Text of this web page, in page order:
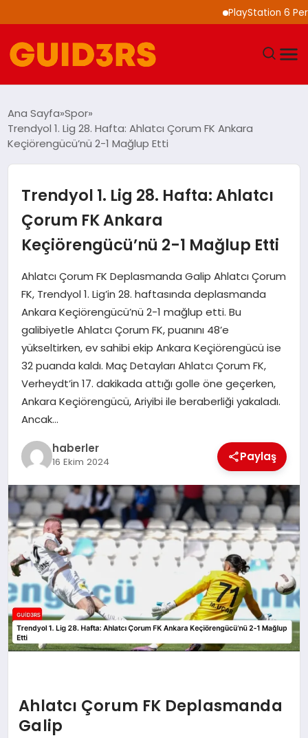
PlayStation 6
YAŞAM
SAĞLIK
EKONOMI
MAGAZIN
EĞITIM
Ana Sayfa Spor
Trendyol 1. Lig 28. Hafta: Ahlatcı Çorum FK Ankara
Keçiörengücü’nü 2-1 Mağlup Etti
Trendyol 1. Lig 28. Hafta: Ahlatcı
Çorum FK Ankara
Keçiörengücü’nü 2-1 Mağlup Etti
Ahlatcı Çorum FK Deplasmanda Galip Ahlatcı Çorum
FK, Trendyol 1. Lig’in 28. haftasında deplasmanda
Ankara Keçiörengücü’nü 2-1 mağlup etti. Bu
galibiyetle Ahlatcı Çorum FK, puanını 48’e
yükseltirken, ev sahibi ekip Ankara Keçiörengücü ise
32 puanda kaldı. Maç Detayları Ahlatcı Çorum FK,
Verheydt’in 17. dakikada attığı golle öne geçerken,
Ankara Keçiörengücü, Ariyibi ile beraberliği yakaladı.
Ancak…
haberler
16 Ekim 2024 Paylaş
Ahlatcı Çorum FK Deplasmanda
Galip